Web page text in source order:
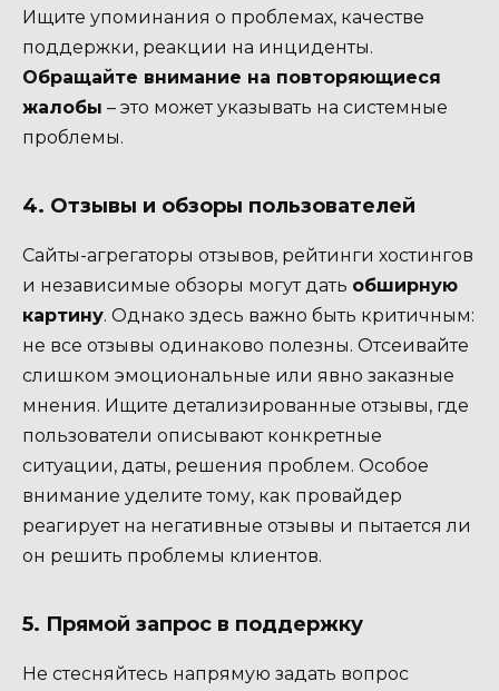
Ищите упоминания о проблемах, качестве
поддержки, реакции на инциденты.
Обращайте внимание на повторяющиеся
жалобы – это может указывать на системные
проблемы.
4. Отзывы и обзоры пользователей
Сайты-агрегаторы отзывов, рейтинги хостингов
и независимые обзоры могут дать обширную
картину. Однако здесь важно быть критичным:
не все отзывы одинаково полезны. Отсеивайте
слишком эмоциональные или явно заказные
мнения. Ищите детализированные отзывы, где
пользователи описывают конкретные
ситуации, даты, решения проблем. Особое
внимание уделите тому, как провайдер
реагирует на негативные отзывы и пытается ли
он решить проблемы клиентов.
5. Прямой запрос в поддержку
Не стесняйтесь напрямую задать вопрос